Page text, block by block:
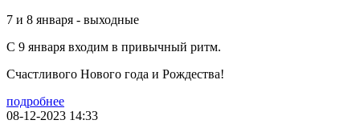
7 и 8 января - выходные
С 9 января входим в привычный ритм.
Счастливого Нового года и Рождества!
подробнее
08-12-2023 14:33